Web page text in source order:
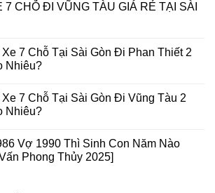
7 CHỖ ĐI VŨNG TÀU GIÁ RẺ TẠI SÀI
7 Chỗ Tại Sài Gòn Đi Phan Thiết 2
Nhiêu?
7 Chỗ Tại Sài Gòn Đi Vũng Tàu 2
Nhiêu?
Vợ 1990 Thì Sinh Con Năm Nào
Phong Thủy 2025]